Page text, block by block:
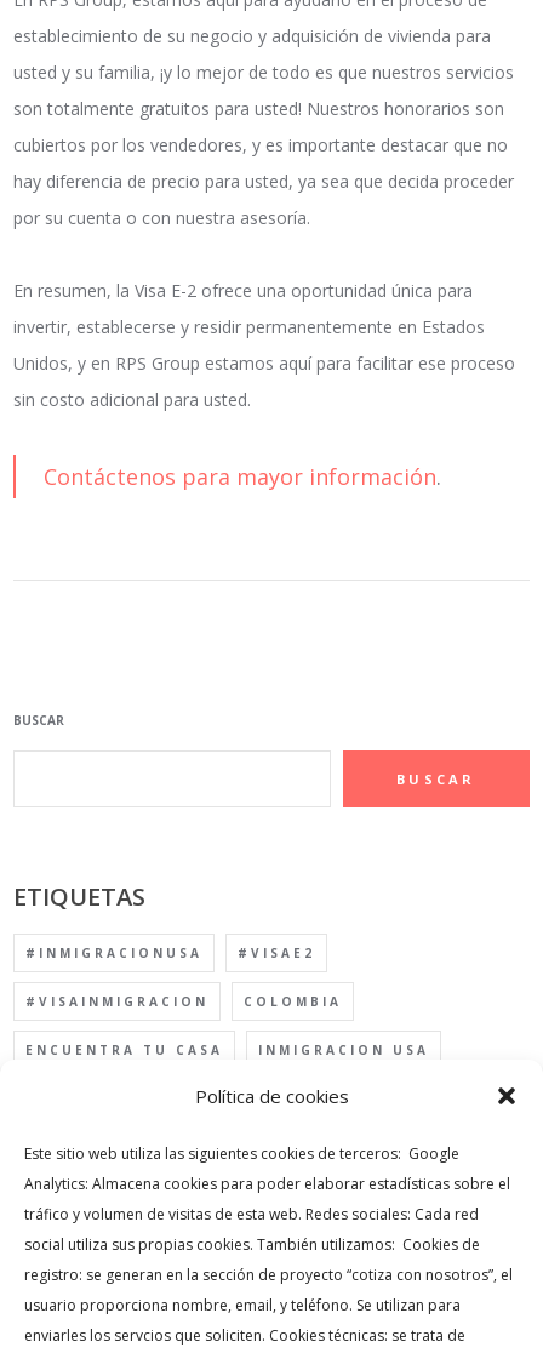
Política de cookies
Este sitio web utiliza las siguientes cookies de terceros: Google
Analytics: Almacena cookies para poder elaborar estadísticas sobre el
tráfico y volumen de visitas de esta web. Redes sociales: Cada red
social utiliza sus propias cookies. También utilizamos: Cookies de
registro: se generan en la sección de proyecto “cotiza con nosotros”, el
usuario proporciona nombre, email, y teléfono. Se utilizan para
enviarles los servcios que soliciten. Cookies técnicas: se trata de
establecimiento de su negocio y adquisición de vivienda para
usted y su familia, ¡y lo mejor de todo es que nuestros servicios
son totalmente gratuitos para usted! Nuestros honorarios son
cubiertos por los vendedores, y es importante destacar que no
hay diferencia de precio para usted, ya sea que decida proceder
por su cuenta o con nuestra asesoría.
En resumen, la Visa E-2 ofrece una oportunidad única para
invertir, establecerse y residir permanentemente en Estados
Unidos, y en RPS Group estamos aquí para facilitar ese proceso
sin costo adicional para usted.
Contáctenos para mayor información.
BUSCAR
BUSCAR
ETIQUETAS
#INMIGRACIONUSA #VISAE2
#VISAINMIGRACION COLOMBIA
ENCUENTRA TU CASA INMIGRACION USA
INMOBILIARIAS EN MIAMI INVERSION USA
INVERTIR EN MIAMI MIAMI
PORQUE INVERTIR EN MIAMI
PROYECCIONES MIAMI REAL ESTATE MIAMI
VISA INVERSIONISTA VISA USA